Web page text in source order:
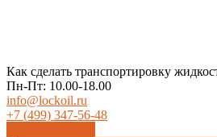
Как сделать транспортировку
Пн-Пт: 10.00-18.00
info@lockoil.ru
+7 (499) 347-56-48